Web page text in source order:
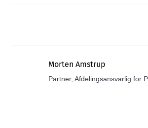
Morten Amstrup
Partner, Afdelingsansvarlig for